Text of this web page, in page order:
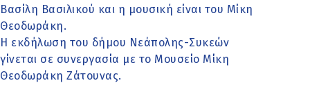
Βασίλη Βασιλικού και η μουσική είναι του Μίκη
Θεοδωράκη.
Η εκδήλωση του δήμου Νεάπολης-Συκεών
γίνεται σε συνεργασία με το Μουσείο Μίκη
Θεοδωράκη Ζάτουνας.